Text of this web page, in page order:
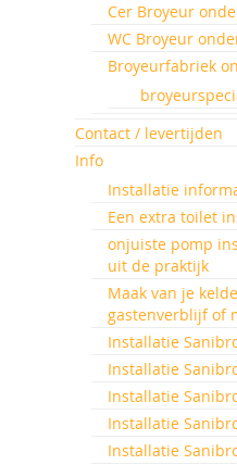
Cer Broyeur
WC Broyeur
Broyeurfabriek
Contact / levertijden
Info
Installatie
Een extra toilet
onjuiste pomp
uit de praktijk
Maak van je
gastenverblijf of
Installatie
Installatie
Installatie
Installatie
Installatie